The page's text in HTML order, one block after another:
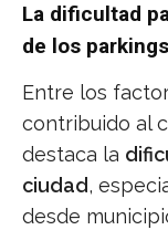
La dificultad
de los parkings
Entre los
contribuido al
destaca la
ciudad,
desde